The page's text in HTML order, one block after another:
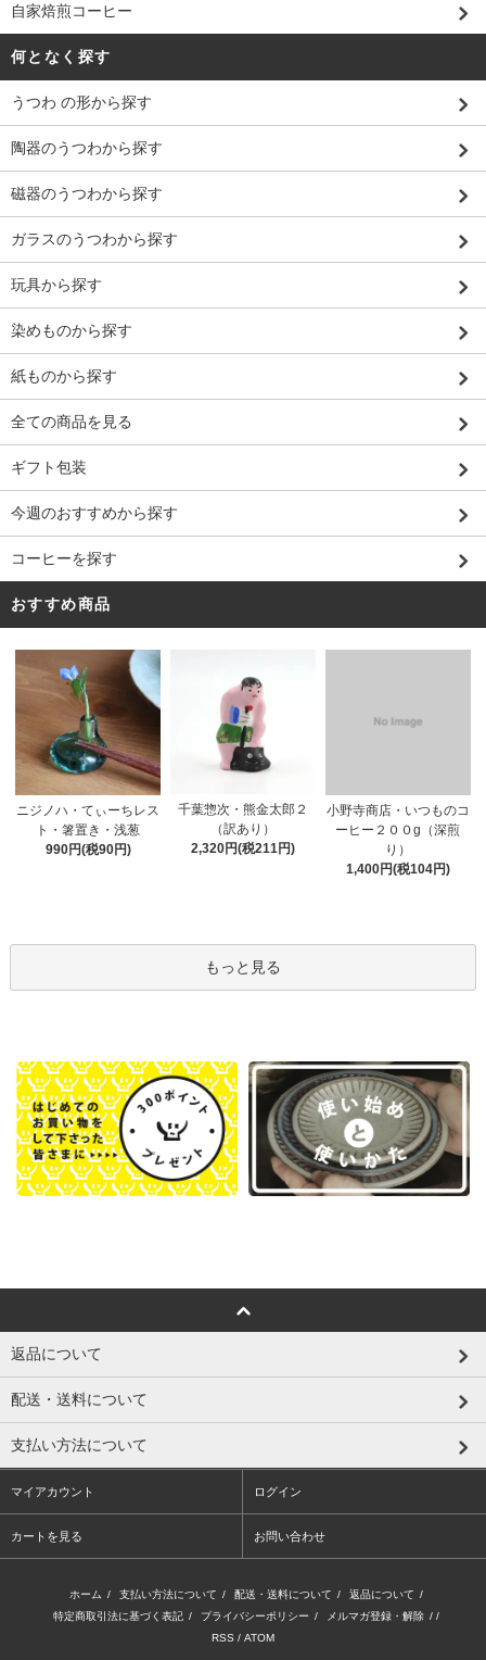
自家焙煎コーヒー
何となく探す
うつわ の形から探す
陶器のうつわから探す
磁器のうつわから探す
ガラスのうつわから探す
玩具から探す
染めものから探す
紙ものから探す
全ての商品を見る
ギフト包装
今週のおすすめから探す
コーヒーを探す
おすすめ商品
ニジノハ・てぃーちレス
ト・箸置き・浅葱
990円(税90円)
千葉惣次・熊金太郎２
（訳あり）
2,320円(税211円)
小野寺商店・いつものコ
ーヒー２００g（深煎
り）
1,400円(税104円)
もっと見る
返品について
配送・送料について
支払い方法について
マイアカウント ログイン
カートを見る お問い合わせ
ホーム / 支払い方法について / 配送・送料について / 返品について /
特定商取引法に基づく表記 / プライバシーポリシー / メルマガ登録・解除 / /
RSS / ATOM